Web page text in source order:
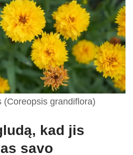
(Coreopsis grandiflora)
kad jis
savo